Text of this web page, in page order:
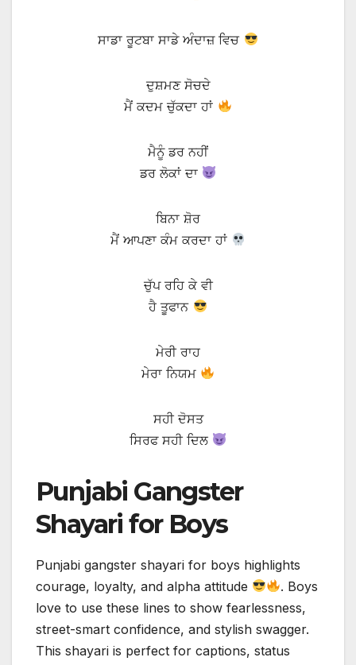
ਸਾਡਾ ਰੂਟਬਾ ਸਾਡੇ ਅੰਦਾਜ਼ ਵਿਚ
ਦੁਸ਼ਮਣ ਸੋਚਦੇ
ਮੈਂ ਕਦਮ ਚੁੱਕਦਾ ਹਾਂ
ਮੈਨੂੰ ਡਰ ਨਹੀਂ
ਡਰ ਲੋਕਾਂ ਦਾ
ਬਿਨਾ ਸ਼ੋਰ
ਮੈਂ ਆਪਣਾ ਕੰਮ ਕਰਦਾ ਹਾਂ
ਚੁੱਪ ਰਹਿ ਕੇ ਵੀ
ਹੈ ਤੂਫਾਨ
ਮੇਰੀ ਰਾਹ
ਮੇਰਾ ਨਿਯਮ
ਸਹੀ ਦੋਸਤ
ਸਿਰਫ ਸਹੀ ਦਿਲ
Punjabi Gangster
Shayari for Boys
Punjabi gangster shayari for boys highlights
courage, loyalty, and alpha attitude
. Boys
love to use these lines to show fearlessness,
street-smart confidence, and stylish swagger.
This shayari is perfect for captions, status